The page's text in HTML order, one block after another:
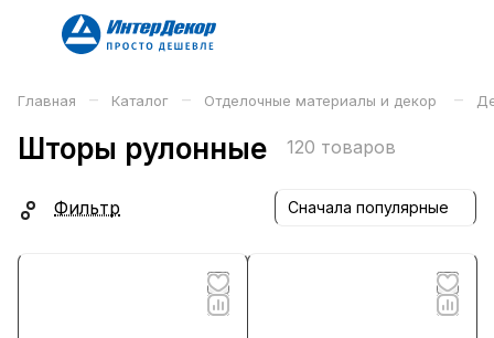
Главная – Каталог – Отделочные материалы и декор –
Шторы рулонные 120 товаров
Фильтр Сначала популярные